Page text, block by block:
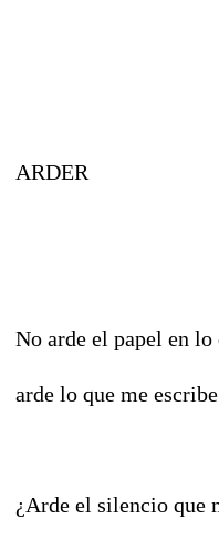
ARDER
No arde el papel en lo
arde lo que me
¿Arde el silencio que